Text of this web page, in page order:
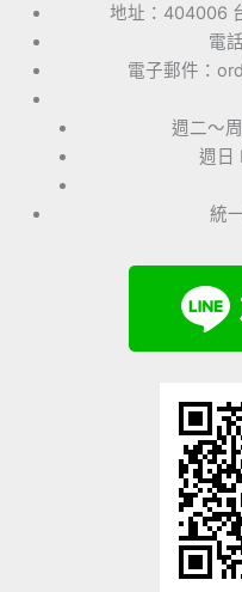
地址：404006
電
電子郵件：
週二～
週日
統